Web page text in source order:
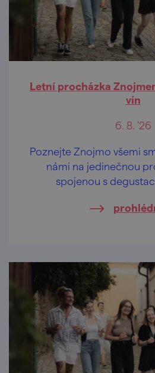
Letní procházka
vín
6. 8. '26
Poznejte Znojmo všemi
námi na jedinečnou
spojenou s